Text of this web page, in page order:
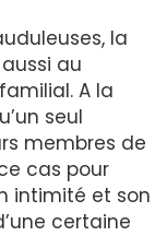
la
au
A la
seul
membres de
cas pour
intimité et son
certaine